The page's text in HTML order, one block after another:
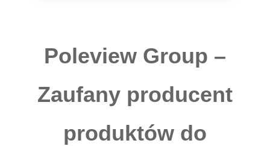
Poleview Group –
Zaufany producent
produktów do